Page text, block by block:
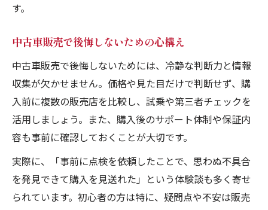
す。
中古車販売で後悔しないための心構え
中古車販売で後悔しないためには、冷静な判断力と情報
収集が欠かせません。価格や見た目だけで判断せず、購
入前に複数の販売店を比較し、試乗や第三者チェックを
活用しましょう。また、購入後のサポート体制や保証内
容も事前に確認しておくことが大切です。
実際に、「事前に点検を依頼したことで、思わぬ不具合
を発見できて購入を見送れた」という体験談も多く寄せ
られています。初心者の方は特に、疑問点や不安は販売